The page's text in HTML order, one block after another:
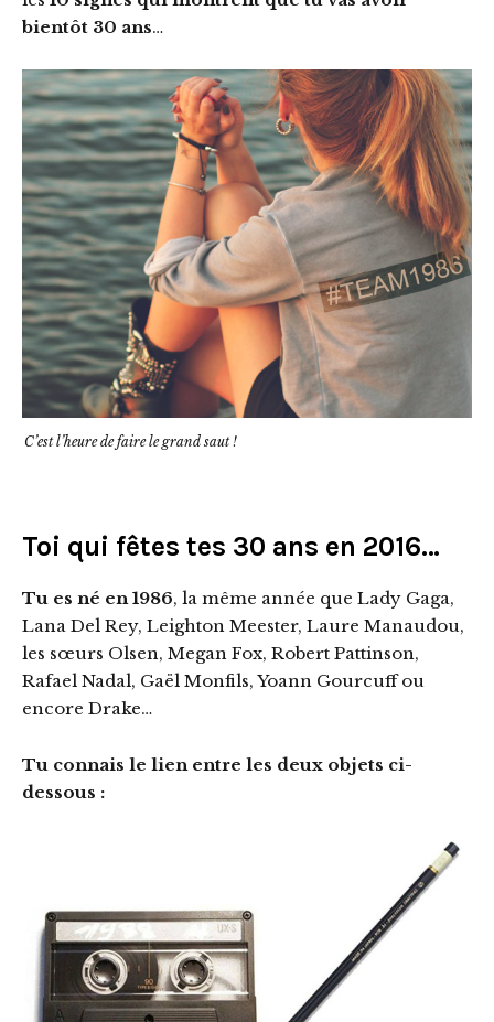
bientôt 30 ans…
C’est l’heure de faire le grand saut !
Toi qui fêtes tes 30 ans en 2016…
Tu es né en 1986, la même année que Lady Gaga,
Lana Del Rey, Leighton Meester, Laure Manaudou,
les sœurs Olsen, Megan Fox, Robert Pattinson,
Rafael Nadal, Gaël Monfils, Yoann Gourcuff ou
encore Drake…
Tu connais le lien entre les deux objets ci-
dessous :